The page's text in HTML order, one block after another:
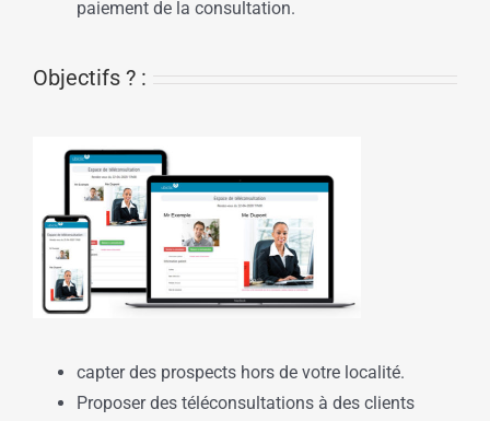
paiement de la consultation.
Objectifs ? :
capter des prospects hors de votre localité.
Proposer des téléconsultations à des clients